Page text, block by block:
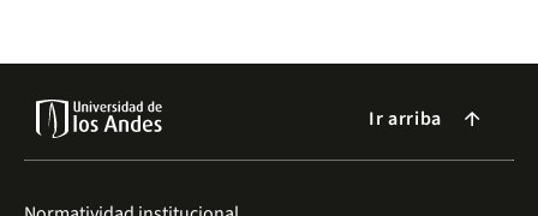
Ir arriba arrow_forward